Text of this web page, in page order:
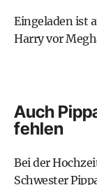
Eingeladen ist
Harry vor
Auch
fehlen
Bei der
Schwester